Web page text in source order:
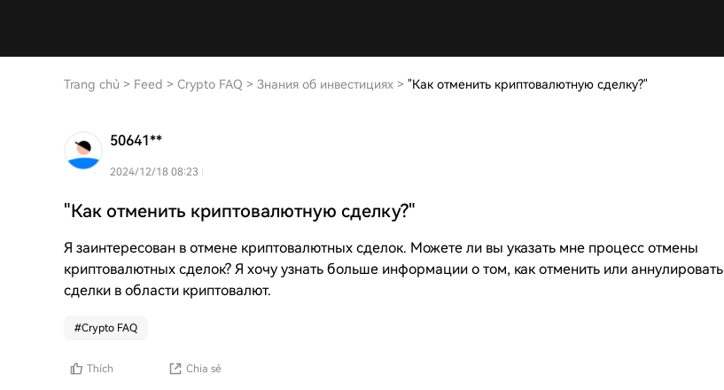
Trang chủ > Feed > Crypto FAQ > Знания об инвестициях > "Как отменить криптовалютную сделку?"
50641**
2024/12/18 08:23
"Как отменить криптовалютную сделку?"
Я заинтересован в отмене криптовалютных сделок. Можете ли вы указать мне процесс отмены
криптовалютных сделок? Я хочу узнать больше информации о том, как отменить или аннулировать
сделки в области криптовалют.
#Crypto FAQ
Thích Chia sẻ